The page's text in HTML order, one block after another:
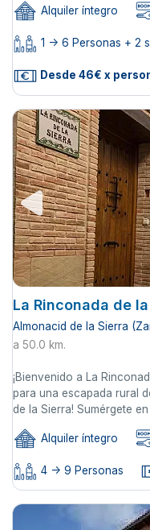
Alquiler íntegro
1 -> 6 Personas + 2
Desde 46€ x
La Rinconada de
Almonacid de la Sierra
a 50.0 km.
¡Bienvenido a La
para una escapada rural
de la Sierra! Sumérgete en
Alquiler íntegro
4 -> 9 Personas